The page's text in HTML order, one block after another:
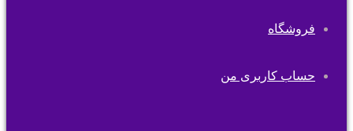
فروشگاه
حساب کاربری من